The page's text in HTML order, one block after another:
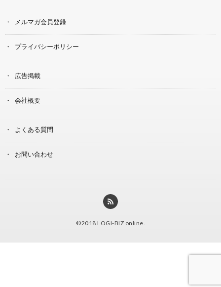
メルマガ会員登録
プライバシーポリシー
広告掲載
会社概要
よくある質問
お問い合わせ
©2018 LOGI-BIZ online